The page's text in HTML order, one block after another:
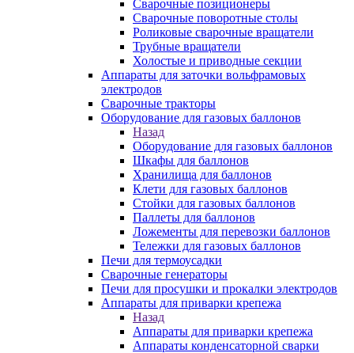
Сварочные позиционеры
Сварочные поворотные столы
Роликовые сварочные вращатели
Трубные вращатели
Холостые и приводные секции
Аппараты для заточки вольфрамовых
электродов
Сварочные тракторы
Оборудование для газовых баллонов
Назад
Оборудование для газовых баллонов
Шкафы для баллонов
Хранилища для баллонов
Клети для газовых баллонов
Стойки для газовых баллонов
Паллеты для баллонов
Ложементы для перевозки баллонов
Тележки для газовых баллонов
Печи для термоусадки
Сварочные генераторы
Печи для просушки и прокалки электродов
Аппараты для приварки крепежа
Назад
Аппараты для приварки крепежа
Аппараты конденсаторной сварки